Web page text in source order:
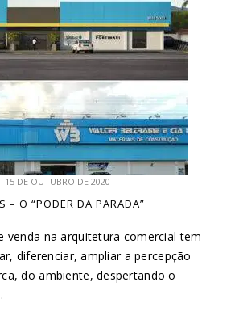
15 DE OUTUBRO DE 2020
– O “PODER DA PARADA”
venda na arquitetura comercial tem
diferenciar, ampliar a percepção
do ambiente, despertando o